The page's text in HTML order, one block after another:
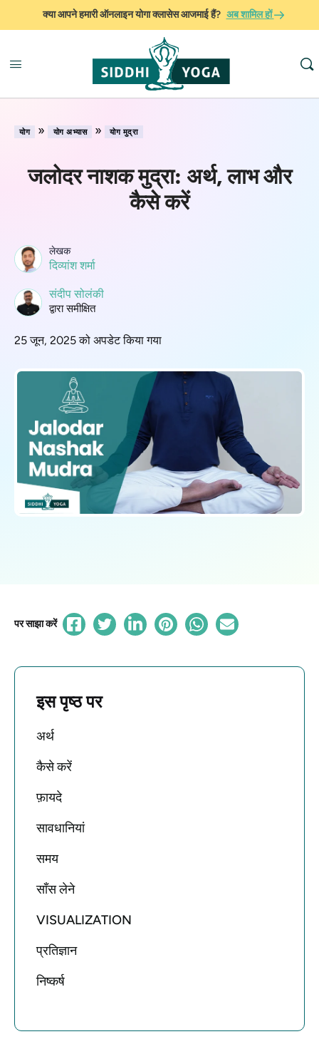
क्या आपने हमारी ऑनलाइन योगा क्लासेस आजमाई हैं? अब शामिल हों
योग » योग अभ्यास » योग मुद्रा
जलोदर नाशक मुद्रा: अर्थ, लाभ और
कैसे करें
लेखक
दिव्यांश शर्मा
संदीप सोलंकी
द्वारा समीक्षित
25 जून, 2025 को अपडेट किया गया
पर साझा करें
इस पृष्ठ पर
अर्थ
कैसे करें
फ़ायदे
सावधानियां
समय
साँस लेने
VISUALIZATION
प्रतिज्ञान
निष्कर्ष